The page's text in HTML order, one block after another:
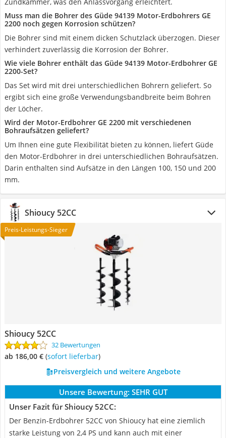
Muss man die Bohrer des Güde 94139 Motor-Erdbohrers GE
2200 noch gegen Korrosion schützen?
Die Bohrer sind mit einem dicken Schutzlack überzogen. Dieser
verhindert zuverlässig die Korrosion der Bohrer.
Wie viele Bohrer enthält das Güde 94139 Motor-Erdbohrer GE
2200-Set?
Das Set wird mit drei unterschiedlichen Bohrern geliefert. So
ergibt sich eine große Verwendungsbandbreite beim Bohren
der Löcher.
Wird der Motor-Erdbohrer GE 2200 mit verschiedenen
Bohraufsätzen geliefert?
Um Ihnen eine gute Flexibilität bieten zu können, liefert Güde
den Motor-Erdbohrer in drei unterschiedlichen Bohraufsätzen.
Darin enthalten sind Aufsätze in den Längen 100, 150 und 200
mm.
Shioucy 52CC
Preis-Leistungs-Sieger
Shioucy 52CC
32 Bewertungen
ab 186,00 € ( Sofort lieferbar)
Preisvergleich und weitere Angebote
Unsere Bewertung: SEHR GUT
Unser Fazit für Shioucy 52CC:
Der Benzin-Erdbohrer 52CC von Shioucy hat eine ziemlich
starke Leistung von 2,4 PS und kann auch mit einer